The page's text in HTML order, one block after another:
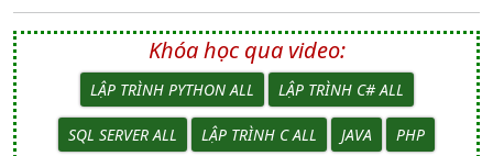
Khóa học qua video:
LẬP TRÌNH PYTHON ALL LẬP TRÌNH C# ALL
SQL SERVER ALL LẬP TRÌNH C ALL JAVA PHP